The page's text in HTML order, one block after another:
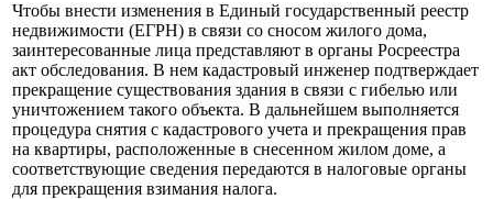
Чтобы внести изменения в Единый государственный реестр
недвижимости (ЕГРН) в связи со сносом жилого дома,
заинтересованные лица представляют в органы Росреестра
акт обследования. В нем кадастровый инженер подтверждает
прекращение существования здания в связи с гибелью или
уничтожением такого объекта. В дальнейшем выполняется
процедура снятия с кадастрового учета и прекращения прав
на квартиры, расположенные в снесенном жилом доме, а
соответствующие сведения передаются в налоговые органы
для прекращения взимания налога.